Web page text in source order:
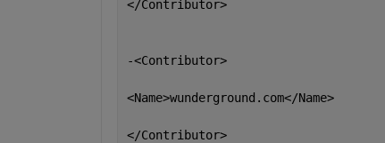
</Contributor>
-<Contributor>
<Name>wunderground.com</Name>
</Contributor>